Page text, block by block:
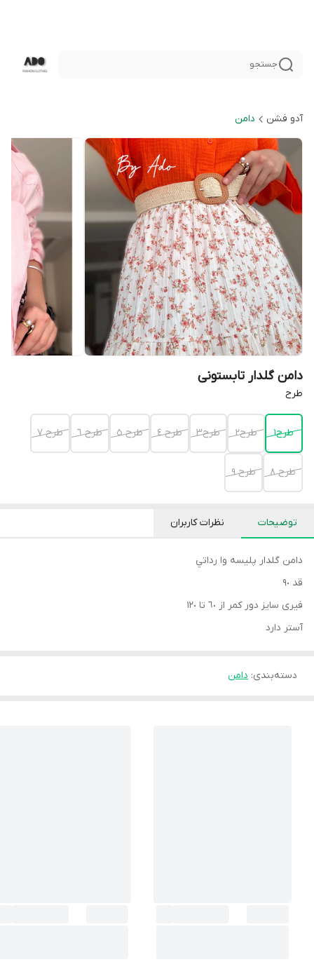
جستجو
آدو فشن دامن
دامن گلدار تابستونی
طرح
طرح١ طرح٢ طرح٣ طرح ٤ طرح ٥ طرح ٦ طرح ٧
طرح ٨ طرح ٩
توضیحات نظرات کاربران
دامن گلدار پليسه وا رداتي
قد ٩٠
فيرى سايز دور كمر از ٦٠ تا ١٢٠
آستر دارد
دسته‌بندی: دامن